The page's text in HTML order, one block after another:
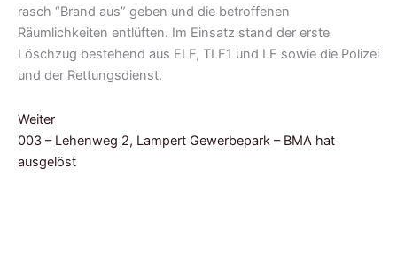
rasch “Brand aus” geben und die betroffenen
Räumlichkeiten entlüften. Im Einsatz stand der erste
Löschzug bestehend aus ELF, TLF1 und LF sowie die Polizei
und der Rettungsdienst.
Weiter
003 – Lehenweg 2, Lampert Gewerbepark – BMA hat
ausgelöst